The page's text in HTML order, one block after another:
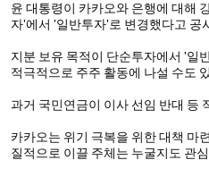
윤 대통령이 카카오와 은행에 대해
자'에서 '일반투자'로 변경했다고 공
지분 보유 목적이 단순투자에서 '일
적극적으로 주주 활동에 나설 수도
과거 국민연금이 이사 선임 반대 등
카카오는 위기 극복을 위한 대책 마
질적으로 이끌 주체는 누굴지도 관